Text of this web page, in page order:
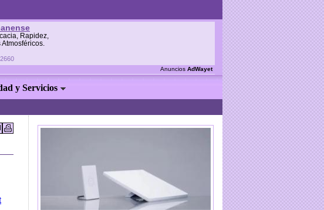
Rapidez,
Anuncios AdWayet
y Servicios